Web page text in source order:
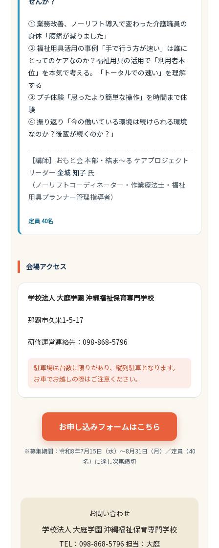
① 業務改善、ノーリフト導入で変わった介護職員の
身体「腰痛が減りました」
② 福祉用具活用の事例「手で行う方が速い」は誰に
とってのケアなのか？福祉用具の活用で「利用者本
位」を本気で考える。「トータルでの速い」を理解
する
③ プチ体験「思ったより簡単な操作」を時間まで体
験
④ 振り返り「今の働いている環境は続けられる環境
なのか？後輩が続くのか？」
【講師】おもと会 本部・結ま～る ケアプロジェクト
リーダー金城 知子 氏
（ノーリフトコーディネーター・作業療法士・福祉
用具プランナー管理指導者）
定員 40名
会場アクセス
学校法人 大庭学園 沖縄福祉保育専門学校
那覇市久米1-5-17
研修運営連絡先：098-868-5796
駐車場は台数に限りがあり、縦列駐車となります。
お車でお越しの際はご注意ください。
お申し込みフォームはこちら
※募集期間：令和8年7月15日（水）～8月31日（月）／定員（40
名）に達し次第締切
お問い合わせ
学校法人 大庭学園 沖縄福祉保育専門学校
TEL：098-868-5796 担当：大庭